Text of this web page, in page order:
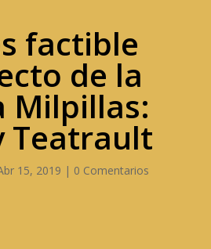
factible
de la
Milpillas:
Teatrault
15, 2019 | 0 Comentarios